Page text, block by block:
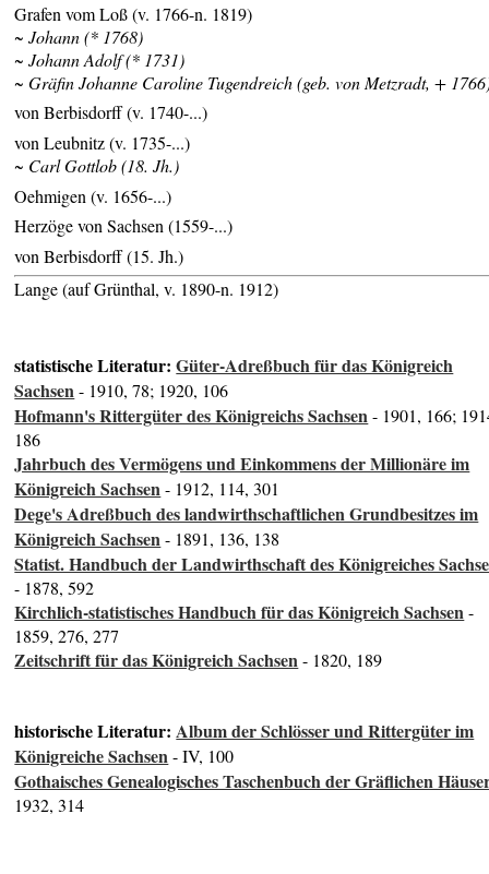
Grafen vom Loß (v. 1766-n. 1819)
~ Johann (* 1768)
~ Johann Adolf (* 1731)
~ Gräfin Johanne Caroline Tugendreich (geb. von Metzradt, +
von Berbisdorff (v. 1740-...)
von Leubnitz (v. 1735-...)
~ Carl Gottlob (18. Jh.)
Oehmigen (v. 1656-...)
Herzöge von Sachsen (1559-...)
von Berbisdorff (15. Jh.)
Lange (auf Grünthal, v. 1890-n. 1912)
statistische Literatur:Güter-Adreßbuch für das Königreich
Sachsen- 1910, 78; 1920, 106
Hofmann's Rittergüter des Königreichs Sachsen- 1901, 166;
186
Jahrbuch des Vermögens und Einkommens der Millionäre im
Königreich Sachsen- 1912, 114, 301
Dege's Adreßbuch des landwirthschaftlichen Grundbesitzes im
Königreich Sachsen- 1891, 136, 138
Statist. Handbuch der Landwirthschaft des Königreiches
- 1878, 592
Kirchlich-statistisches Handbuch für das Königreich Sachsen-
1859, 276, 277
Zeitschrift für das Königreich Sachsen- 1820, 189
historische Literatur:Album der Schlösser und Rittergüter im
Königreiche Sachsen- IV, 100
Gothaisches Genealogisches Taschenbuch der Gräflichen
1932, 314